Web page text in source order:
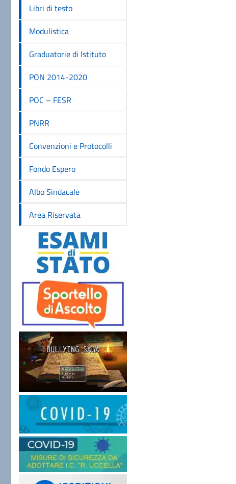
Libri di testo
Modulistica
Graduatorie di Istituto
PON 2014-2020
POC – FESR
PNRR
Convenzioni e Protocolli
Fondo Espero
Albo Sindacale
Area Riservata